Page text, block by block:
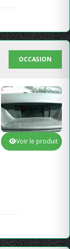
OCCASION
Voir le produit